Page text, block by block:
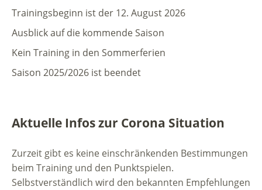
Trainingsbeginn ist der 12. August 2026
Ausblick auf die kommende Saison
Kein Training in den Sommerferien
Saison 2025/2026 ist beendet
Aktuelle Infos zur Corona Situation
Zurzeit gibt es keine einschränkenden Bestimmungen
beim Training und den Punktspielen.
Selbstverständlich wird den bekannten Empfehlungen